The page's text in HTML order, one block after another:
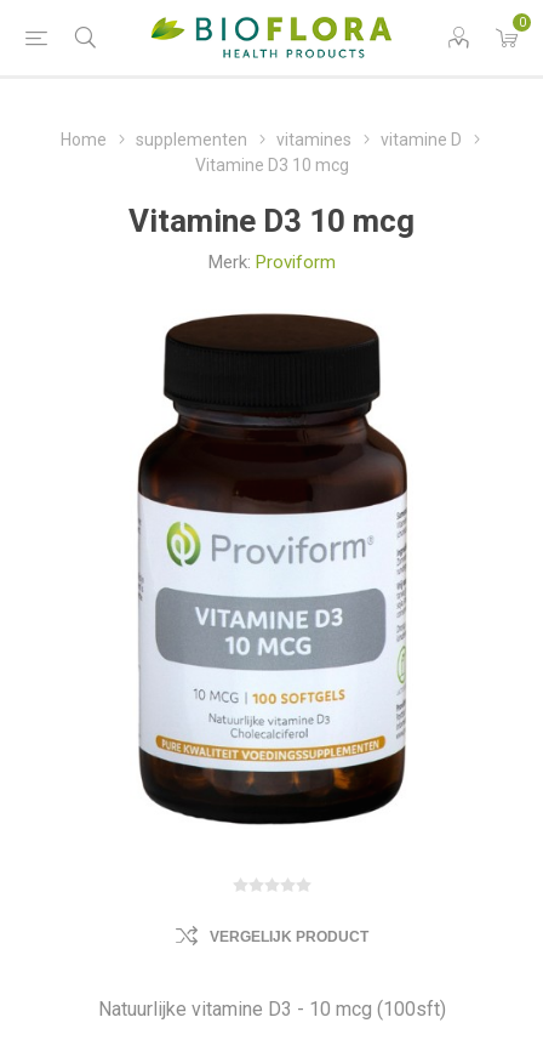
0
Home supplementen vitamines
vitamine D
Vitamine D3 10 mcg
Vitamine D3 10 mcg
Merk: Proviform
VERGELIJK PRODUCT
Natuurlijke vitamine D3 - 10 mcg (100sft)